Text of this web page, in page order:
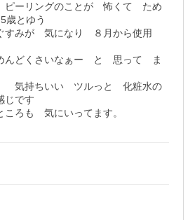
ピーリングのことが　怖くて　ため
歳とゆう
すみが　気になり　８月から使用
んどくさいなぁー　と　思って　ま
　気持ちいい　ツルっと　化粧水の
じです
ろも　気にいってます。